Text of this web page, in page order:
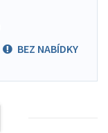
BEZ NABÍDKY